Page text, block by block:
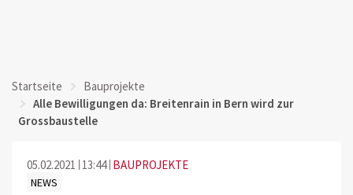
Startseite
Bauprojekte
Alle Bewilligungen da: Breitenrain in Bern wird zur
Grossbaustelle
05.02.2021 13:44 BAUPROJEKTE
NEWS